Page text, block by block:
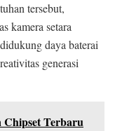
tersebut,
kamera setara
daya baterai
generasi
Chipset Terbaru